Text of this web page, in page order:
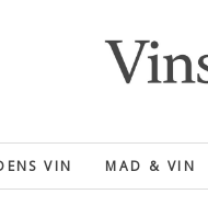
VIN MAD & VIN